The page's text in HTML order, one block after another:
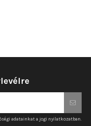
adatainkat a jogi nyilatkozatban.